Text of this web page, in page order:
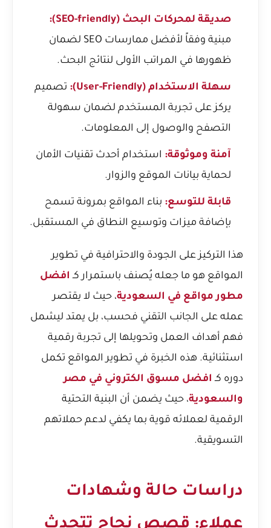
صديقة لمحركات البحث (SEO-friendly):
مبنية وفقاً لأفضل ممارسات SEO لضمان
ظهورها في المراتب الأولى لنتائج البحث.
سهلة الاستخدام (User-Friendly):
تصميم
يركز على تجربة المستخدم لضمان سهولة
التصفح والوصول إلى المعلومات.
آمنة وموثوقة: استخدام أحدث تقنيات الأمان
لحماية بيانات الموقع والزوار.
قابلة للتوسع: بناء المواقع بمرونة تسمح
بإضافة ميزات وتوسيع النطاق في المستقبل.
هذا التركيز على الجودة والاحترافية في تطوير
المواقع هو ما جعله يُصنف باستمرار كـ افضل
مطور مواقع في السعودية، حيث لا يقتصر
عمله على الجانب التقني فحسب، بل يمتد ليشمل
فهم أهداف العمل وتحويلها إلى تجربة رقمية
استثنائية. هذه الخبرة في تطوير المواقع تكمل
دوره كـ افضل مسوق الكتروني في مصر
والسعودية، حيث يضمن أن البنية التحتية
الرقمية لعملائه قوية بما يكفي لدعم حملاتهم
التسويقية.
دراسات حالة وشهادات